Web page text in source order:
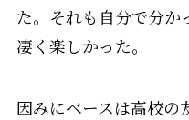
た。それも自分で分か
凄く楽しかった。
因みにベースは高校の